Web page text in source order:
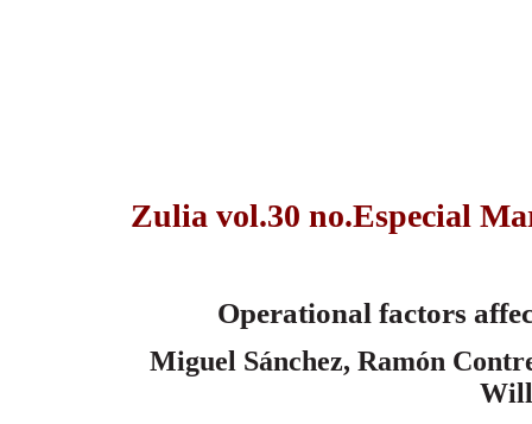
Zulia vol.30 no.Especial
Operational factors
Miguel Sánchez, Ramón